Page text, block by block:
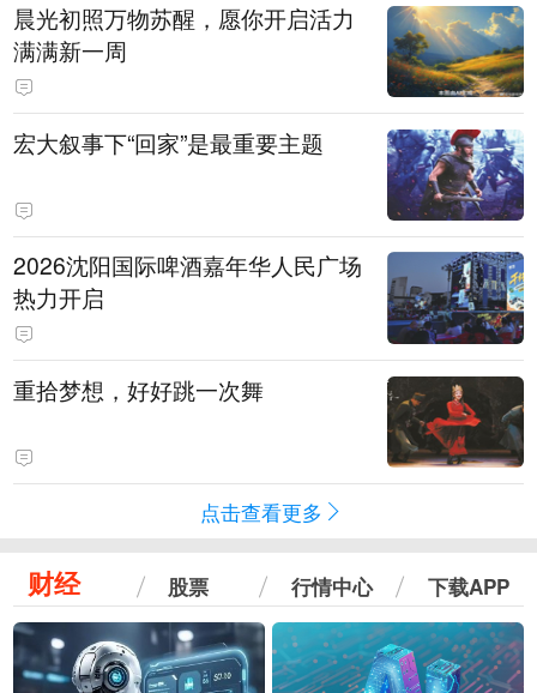
晨光初照万物苏醒，愿你开启活力
满满新一周
宏大叙事下“回家”是最重要主题
2026沈阳国际啤酒嘉年华人民广场
热力开启
重拾梦想，好好跳一次舞
点击查看更多
财经 股票 行情中心 下载APP